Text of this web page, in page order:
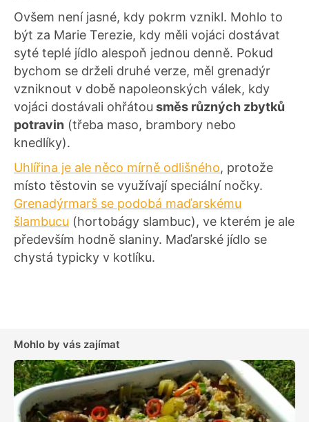
Ovšem není jasné, kdy pokrm vznikl. Mohlo to
být za Marie Terezie, kdy měli vojáci dostávat
syté teplé jídlo alespoň jednou denně. Pokud
bychom se drželi druhé verze, měl grenadýr
vzniknout v době napoleonských válek, kdy
vojáci dostávali ohřátou směs různých zbytků
potravin (třeba maso, brambory nebo
knedlíky).
Uhlířina je ale něco mírně odlišného, protože
místo těstovin se využívají speciální nočky.
Grenadýrmarš se podobá maďarskému
šlambucu (hortobágy slambuc), ve kterém je ale
především hodně slaniny. Maďarské jídlo se
chystá typicky v kotlíku.
Mohlo by vás zajímat